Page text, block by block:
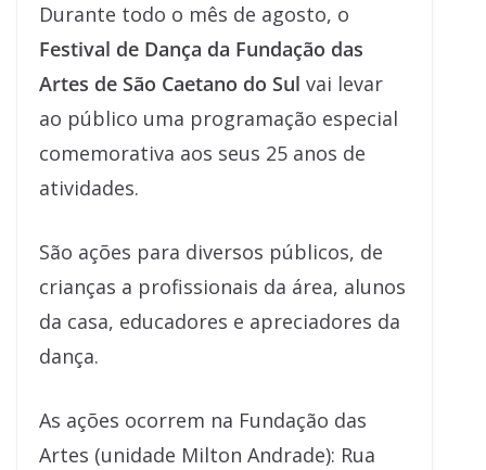
Durante todo o mês de agosto, o
Festival de Dança da Fundação das
Artes de São Caetano do Sul vai levar
ao público uma programação especial
comemorativa aos seus 25 anos de
atividades.
São ações para diversos públicos, de
crianças a profissionais da área, alunos
da casa, educadores e apreciadores da
dança.
As ações ocorrem na Fundação das
Artes (unidade Milton Andrade): Rua